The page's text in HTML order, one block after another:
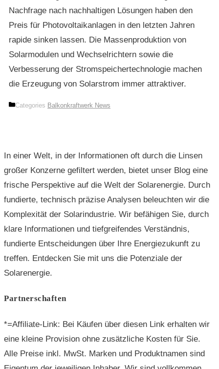
Nachfrage nach nachhaltigen Lösungen haben den
Preis für Photovoltaikanlagen in den letzten Jahren
rapide sinken lassen. Die Massenproduktion von
Solarmodulen und Wechselrichtern sowie die
Verbesserung der Stromspeichertechnologie machen
die Erzeugung von Solarstrom immer attraktiver.
Categories Balkonkraftwerk News
In einer Welt, in der Informationen oft durch die Linsen
großer Konzerne gefiltert werden, bietet unser Blog eine
frische Perspektive auf die Welt der Solarenergie. Durch
fundierte, technisch präzise Analysen beleuchten wir die
Komplexität der Solarindustrie. Wir befähigen Sie, durch
klare Informationen und tiefgreifendes Verständnis,
fundierte Entscheidungen über Ihre Energiezukunft zu
treffen. Entdecken Sie mit uns die Potenziale der
Solarenergie.
Partnerschaften
*=Affiliate-Link: Bei Käufen über diesen Link erhalten wir
eine kleine Provision ohne zusätzliche Kosten für Sie.
Alle Preise inkl. MwSt. Marken und Produktnamen sind